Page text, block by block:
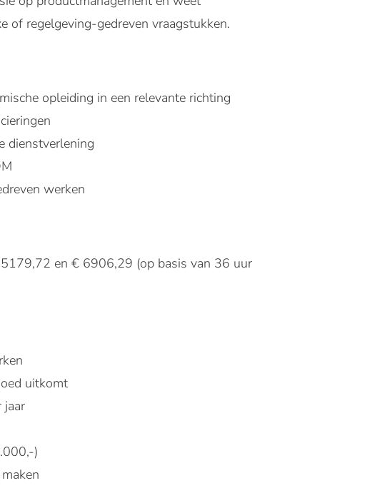
of regelgeving-gedreven vraagstukken.
opleiding in een relevante richting
dienstverlening
werken
en € 6906,29 (op basis van 36 uur
uitkomt
jaar
)